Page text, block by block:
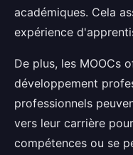
académiques. Cela
expérience
De plus, les MOOCs
développement
professionnels
vers leur carrière
compétences ou se